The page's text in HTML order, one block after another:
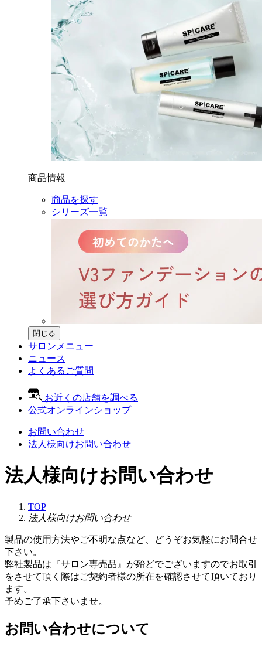
商品情報
商品を探す
シリーズ一覧
閉じる
サロンメニュー
ニュース
よくあるご質問
お近くの店舗を調べる
公式オンラインショップ
お問い合わせ
法人様向けお問い合わせ
法人様向けお問い合わせ
TOP
法人様向けお問い合わせ
製品の使⽤⽅法やご不明な点など、どうぞお気軽にお問合せ
下さい。
弊社製品は『サロン専売品』が殆どでございますのでお取引
をさせて頂く際はご契約者様の所在を確認させて頂いており
ます。
予めご了承下さいませ。
お問い合わせについて